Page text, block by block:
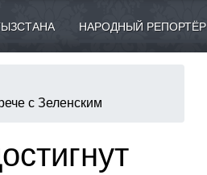
НАРОДНЫЙ РЕПОРТЁР
с Зеленским